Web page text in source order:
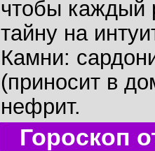
чтобы каждый
тайну на
Камни:
(приносит в
нефрит.
Гороскоп